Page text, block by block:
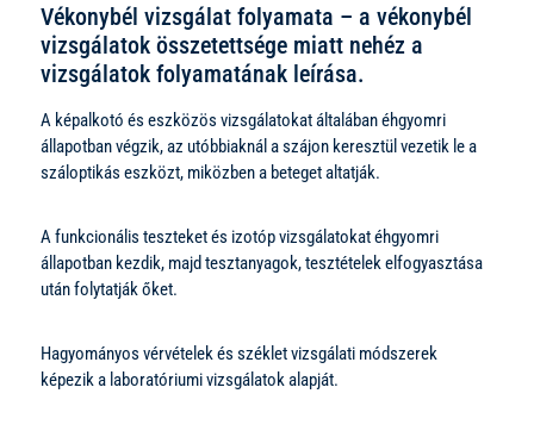
Vékonybél vizsgálat folyamata – a vékonybél
vizsgálatok összetettsége miatt nehéz a
vizsgálatok folyamatának leírása.
A képalkotó és eszközös vizsgálatokat általában éhgyomri
állapotban végzik, az utóbbiaknál a szájon keresztül vezetik le a
száloptikás eszközt, miközben a beteget altatják.
A funkcionális teszteket és izotóp vizsgálatokat éhgyomri
állapotban kezdik, majd tesztanyagok, tesztételek elfogyasztása
után folytatják őket.
Hagyományos vérvételek és széklet vizsgálati módszerek
képezik a laboratóriumi vizsgálatok alapját.